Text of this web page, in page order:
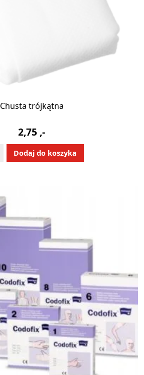
Chusta trójkątna
2,75 ,-
Dodaj do koszyka
Alternative: